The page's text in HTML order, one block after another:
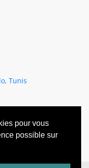
pour vous
possible sur
Tunis